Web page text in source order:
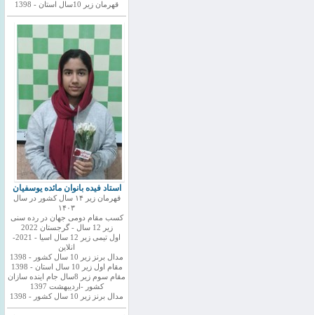
قهرمان زیر 10سال استان - 1398
استاد فیده بانوان مائده یوسفیان
قهرمان زیر ۱۴ سال کشور در سال
۱۴۰۳
کسب مقام دومی جهان در رده سنی
زیر 12 سال - گرجستان 2022
اول تیمی زیر 12 سال اسیا - 2021-
انلاین
مدال برنز زیر 10 سال کشور - 1398
مقام اول زیر 10 سال استان - 1398
مقام سوم زیر 8سال جام اینده سازان
کشور -اردیبهشت 1397
مدال برنز زیر 10 سال کشور - 1398